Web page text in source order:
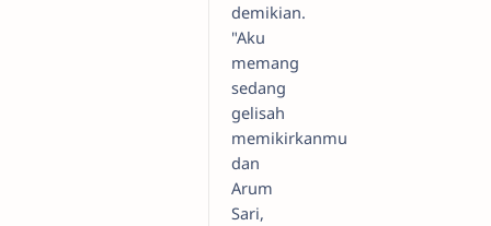
demikian.
"Aku
memang
sedang
gelisah
memikirkanmu
dan
Arum
Sari,